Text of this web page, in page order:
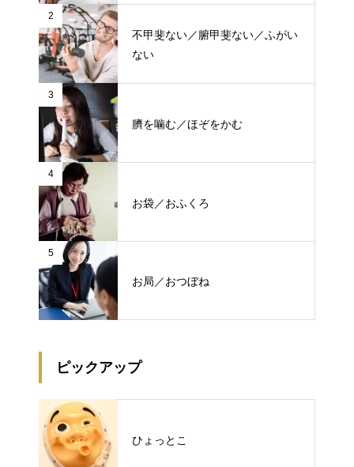
2
不甲斐ない／腑甲斐ない／ふがい
ない
3
臍を噛む／ほぞをかむ
4
お袋／おふくろ
5
お局／おつぼね
ピックアップ
ひょっとこ